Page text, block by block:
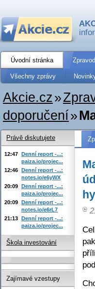
Úvodní stránka
Všechny zprávy
Akcie.cz»
doporučení»
Právě diskutujete
12:47 Denní report -...:
paiza.io/projec...
12:46 Denní report -...:
notes.io/e6yWX
20:09 Denní report -...:
paiza.io/projec...
20:09 Denní report -...:
notes.io/e6rL7
21:13 Denní report -...:
paiza.io/projec...
Škola investování
Zajímavé vzestupy